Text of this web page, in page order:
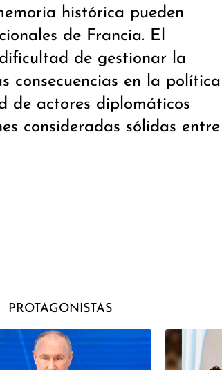
histórica pueden
de Francia. El
de gestionar la
consecuencias en la política
de actores diplomáticos
consideradas sólidas entre
PROTAGONISTAS